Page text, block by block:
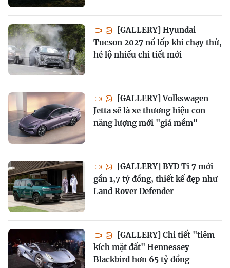
[GALLERY] Hyundai
Tucson 2027 nổ lốp khi chạy thử,
hé lộ nhiều chi tiết mới
[GALLERY] Volkswagen
Jetta sẽ là xe thương hiệu con
năng lượng mới "giá mềm"
[GALLERY] BYD Ti 7 mới
gần 1,7 tỷ đồng, thiết kế đẹp như
Land Rover Defender
[GALLERY] Chi tiết "tiêm
kích mặt đất" Hennessey
Blackbird hơn 65 tỷ đồng